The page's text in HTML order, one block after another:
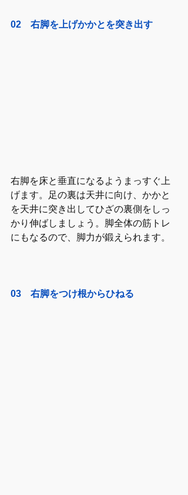
02　右脚を上げかかとを突き出す
右脚を床と垂直になるようまっすぐ上
げます。足の裏は天井に向け、かかと
を天井に突き出してひざの裏側をしっ
かり伸ばしましょう。脚全体の筋トレ
にもなるので、脚力が鍛えられます。
03　右脚をつけ根からひねる